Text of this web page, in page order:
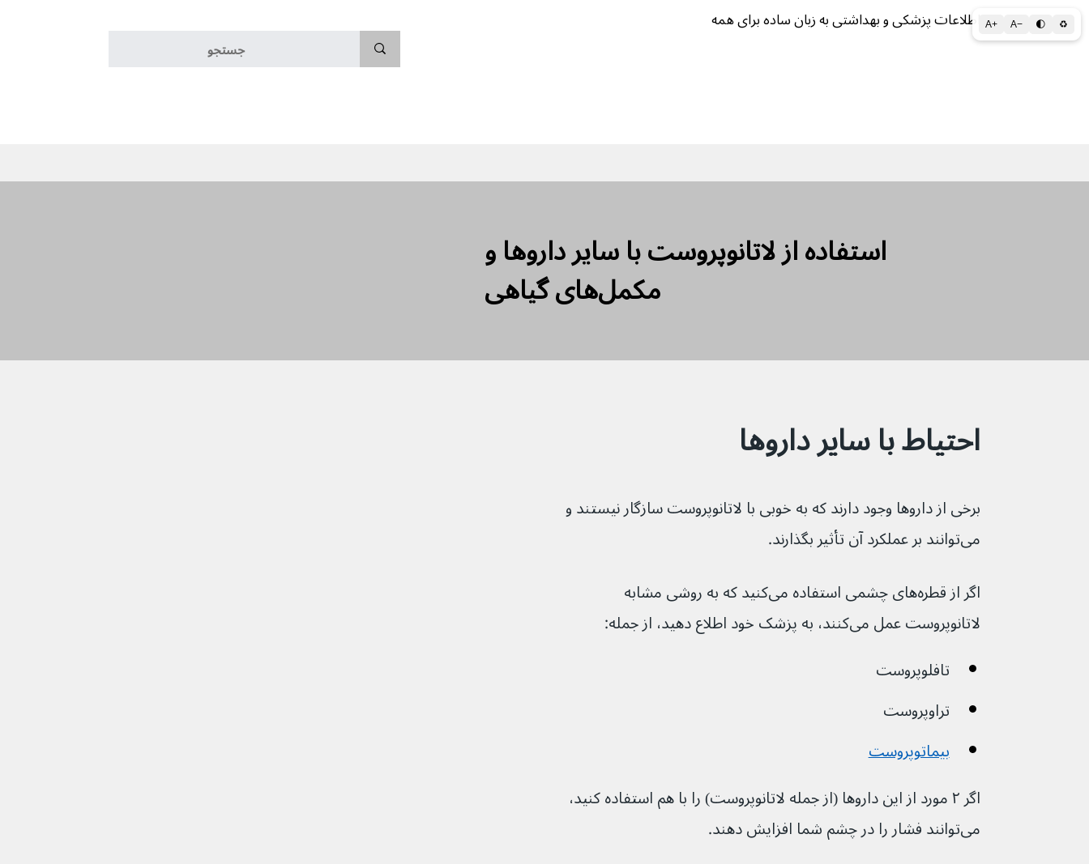
A+ A− 🌓 ♻ اطلاعات پزشکی و بهداشتی به زبان ساده برای همه
استفاده از لاتانوپروست با سایر داروها و
مکمل‌های گیاهی
احتیاط با سایر داروها
برخی از داروها وجود دارند که به خوبی با لاتانوپروست سازگار نیستند و
می‌توانند بر عملکرد آن تأثیر بگذارند.
اگر از قطره‌های چشمی استفاده می‌کنید که به روشی مشابه
لاتانوپروست عمل می‌کنند، به پزشک خود اطلاع دهید، از جمله:
تافلوپروست
تراوپروست
بیماتوپروست
اگر ۲ مورد از این داروها (از جمله لاتانوپروست) را با هم استفاده کنید،
می‌توانند فشار را در چشم شما افزایش دهند.